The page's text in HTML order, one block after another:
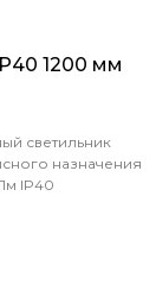
1200 мм
светильник
назначения
IP40